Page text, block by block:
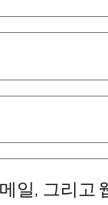
일, 그리고